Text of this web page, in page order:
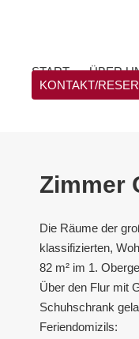
START ÜBER
KONTAKT/
Zimmer
Die Räume der
klassifizierten,
82 m² im 1.
Über den Flur mit
Schuhschrank
Feriendomizils: